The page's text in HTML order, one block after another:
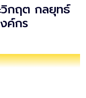
วิกฤต กลยุทธ์
ค์กร